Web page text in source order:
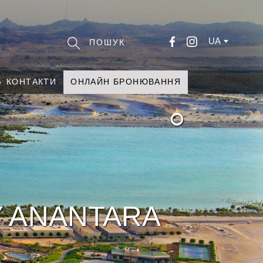
UA
КОНТАКТИ ОНЛАЙН БРОНЮВАННЯ
°
ANANTARA